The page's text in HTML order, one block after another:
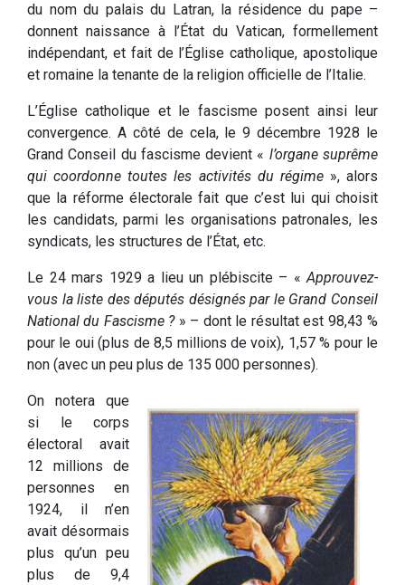
du nom du palais du Latran, la résidence du pape –
donnent naissance à l’État du Vatican, formellement
indépendant, et fait de l’Église catholique, apostolique
et romaine la tenante de la religion officielle de l’Italie.
L’Église catholique et le fascisme posent ainsi leur
convergence. A côté de cela, le 9 décembre 1928 le
Grand Conseil du fascisme devient « l’organe suprême
qui coordonne toutes les activités du régime», alors
que la réforme électorale fait que c’est lui qui choisit
les candidats, parmi les organisations patronales, les
syndicats, les structures de l’État, etc.
Le 24 mars 1929 a lieu un plébiscite – «Approuvez-
vous la liste des députés désignés par le Grand Conseil
National du Fascisme ?» – dont le résultat est 98,43 %
pour le oui (plus de 8,5 millions de voix), 1,57 % pour le
non (avec un peu plus de 135 000 personnes).
On notera que
si le corps
électoral avait
12 millions de
personnes en
1924, il n’en
avait désormais
plus qu’un peu
plus de 9,4